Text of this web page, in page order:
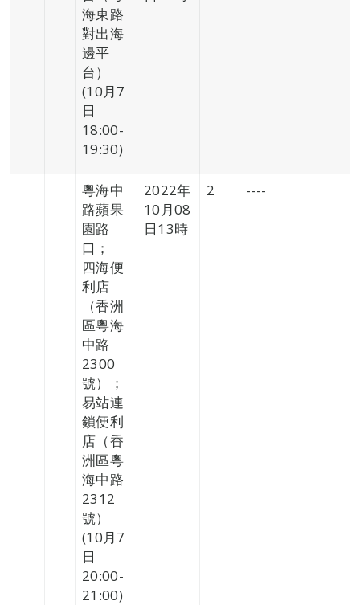
海東路
對出海
邊平
台）
(10月7
日
18:00-
19:30)
粵海中
路蘋果
園路
口；
四海便
利店
（香洲
區粵海
中路
2300
號）；
易站連
鎖便利
店（香
洲區粵
海中路
2312
號）
(10月7
日
20:00-
21:00)
2022年
10月08
日13時
2 ----